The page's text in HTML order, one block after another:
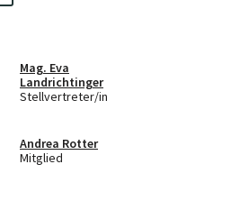
Mag. Eva
Landrichtinger
Stellvertreter/in
Andrea Rotter
Mitglied